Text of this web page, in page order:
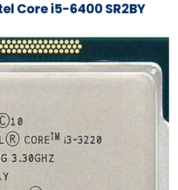
Core i5-6400 SR2BY